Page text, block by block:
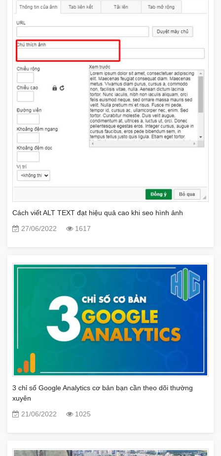
Cách viết ALT TEXT đạt hiệu quả cao khi seo hình ảnh
27/06/2022
1617
3 chỉ số Google Analytics cơ bản bạn cần theo dõi thường
xuyên
21/06/2022
1025